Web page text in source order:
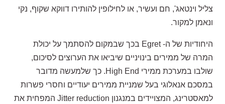
צליל וינטאג', חם ועשיר, או לחילופין להותירו דווקא שקוף, נקי
ונאמן למקור.
היחודיות של ה- Egret בכך שבמקום להסתמך על יכולת
המרה של ממירים בינויניים שיביאו את הערוצים לסיכום,
שולבו במערכת ממירי High End. כך שלמעשה מדובר
במסכם אנאלוגי בעל שמניית ממירים יעודיים וחסרי פשרות
למאסטרינג, המצויידים במנגנון Jitter reduction המפחית את